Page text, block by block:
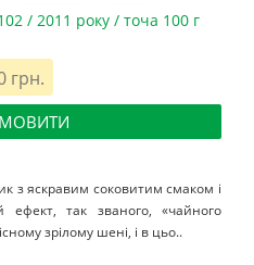
/ 2011 року / точа 100 г
грн.
з яскравим соковитим смаком і
ефект, так званого, «чайного
зрілому шені, і в цьо..